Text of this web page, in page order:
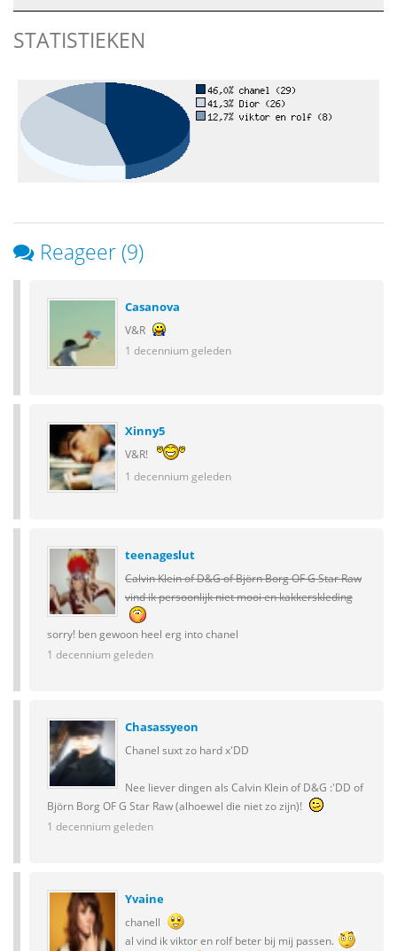
STATISTIEKEN
Reageer (9)
Casanova
V&R
1 decennium geleden
Xinny5
V&R!
1 decennium geleden
teenageslut
Calvin Klein of D&G of Björn Borg OF G Star Raw
vind ik persoonlijk niet mooi en kakkerskleding
sorry! ben gewoon heel erg into chanel
1 decennium geleden
Chasassyeon
Chanel suxt zo hard x'DD
Nee liever dingen als Calvin Klein of D&G :'DD of
Björn Borg OF G Star Raw (alhoewel die niet zo zijn)!
1 decennium geleden
Yvaine
chanell
al vind ik viktor en rolf beter bij mij passen.